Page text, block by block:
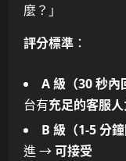
麼？」
評分標準 ：
A 級（30 秒內
台有充足的客服
B 級（1-5 分鐘
進 →可接受